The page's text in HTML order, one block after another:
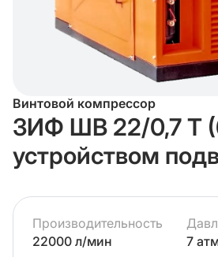
Винтовой компрессор
ЗИФ ШВ 22/0,7 Т
устройством
Производительность
22000 л/мин
7